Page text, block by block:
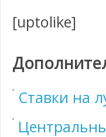
[uptolike]
Ставки на